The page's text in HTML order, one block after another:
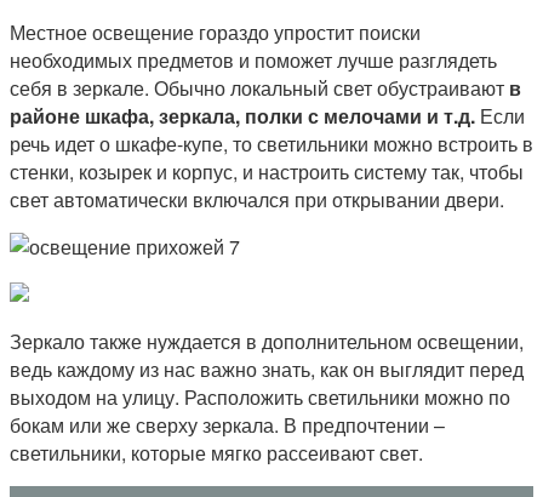
Местное освещение гораздо упростит поиски
необходимых предметов и поможет лучше разглядеть
себя в зеркале. Обычно локальный свет обустраивают в
районе шкафа, зеркала, полки с мелочами и т.д. Если
речь идет о шкафе-купе, то светильники можно встроить в
стенки, козырек и корпус, и настроить систему так, чтобы
свет автоматически включался при открывании двери.
Зеркало также нуждается в дополнительном освещении,
ведь каждому из нас важно знать, как он выглядит перед
выходом на улицу. Расположить светильники можно по
бокам или же сверху зеркала. В предпочтении –
светильники, которые мягко рассеивают свет.